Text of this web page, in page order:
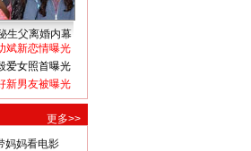
生父离婚内幕
斌新恋情曝光
爱女照首曝光
新男友被曝光
更多>>
妈妈看电影